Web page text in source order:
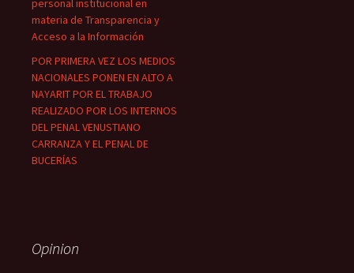
personal institucional en
materia de Transparencia y
Acceso a la Información
POR PRIMERA VEZ LOS MEDIOS
NACIONALES PONEN EN ALTO A
NAYARIT POR EL TRABAJO
REALIZADO POR LOS INTERNOS
DEL PENAL VENUSTIANO
CARRANZA Y EL PENAL DE
BUCERÍAS
Opinion